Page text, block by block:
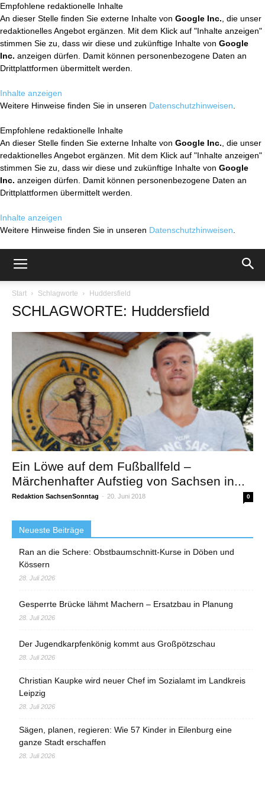
Empfohlene redaktionelle Inhalte
An dieser Stelle finden Sie externe Inhalte von Google Inc. , die unser
redaktionelles Angebot ergänzen. Mit dem Klick auf "Inhalte anzeigen"
stimmen Sie zu, dass wir diese und zukünftige Inhalte von Google
Inc. anzeigen dürfen. Damit können personenbezogene Daten an
Drittplattformen übermittelt werden.
Inhalte anzeigen
Weitere Hinweise finden Sie in unseren Datenschutzhinweisen
Empfohlene redaktionelle Inhalte
An dieser Stelle finden Sie externe Inhalte von Google Inc. , die unser
redaktionelles Angebot ergänzen. Mit dem Klick auf "Inhalte anzeigen"
stimmen Sie zu, dass wir diese und zukünftige Inhalte von Google
Inc. anzeigen dürfen. Damit können personenbezogene Daten an
Drittplattformen übermittelt werden.
Inhalte anzeigen
Weitere Hinweise finden Sie in unseren Datenschutzhinweisen
Start Schlagworte Huddersfield
SCHLAGWORTE: Huddersfield
Ein Löwe auf dem Fußballfeld –
Märchenhafter Aufstieg von Sachsen in...
Redaktion SachsenSonntag - 20. Juni 2018 0
Neueste Beiträge
Ran an die Schere: Obstbaumschnitt-Kurse in Döben und
Kössern
28. Juli 2026
Gesperrte Brücke lähmt Machern – Ersatzbau in Planung
28. Juli 2026
Der Jugendkarpfenkönig kommt aus Großpötzschau
28. Juli 2026
Christian Kaupke wird neuer Chef im Sozialamt im Landkreis
Leipzig
28. Juli 2026
Sägen, planen, regieren: Wie 57 Kinder in Eilenburg eine
ganze Stadt erschaffen
28. Juli 2026